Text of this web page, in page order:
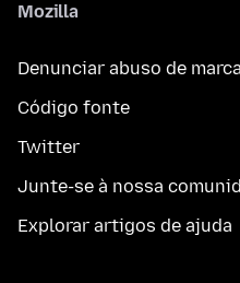
Mozilla
Denunciar abuso de
Código fonte
Twitter
Junte-se à nossa
Explorar artigos de ajuda